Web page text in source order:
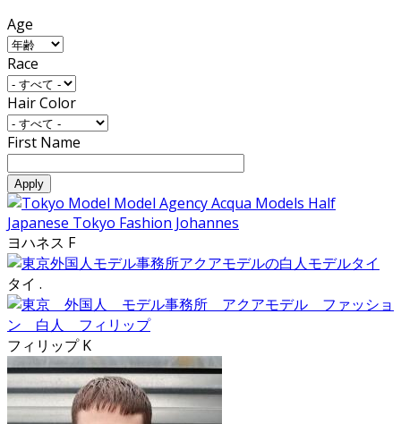
Age
Race
Hair Color
First Name
ヨハネス F
タイ .
フィリップ K